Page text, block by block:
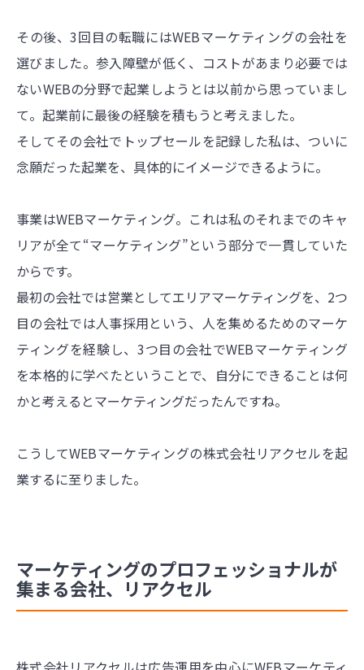
その後、3回目の転職にはWEBマーケティングの会社を
選びました。参入障壁が低く、コストがあまり必要では
ないWEBの分野で起業しようとは以前から思っていまし
て。起業前に最後の経験を積もうと考えました。
そしてその会社でトップセールを記録した私は、ついに
念願だった起業を、具体的にイメージできるように。
事業はWEBマーケティング。これは私のそれまでのキャ
リアが全て“マーケティング”という部分で一貫していた
からです。
最初の会社では営業としてエリアマーケティングを、2つ
目の会社では人事採用という、人を集めるためのマーケ
ティングを経験し、3つ目の会社でWEBマーケティング
を本格的に学べたということで、自分にできることは何
かと考えるとマーケティングだったんですね。
こうしてWEBマーケティングの株式会社リアクセルを起
業するに至りました。
マーケティングのプロフェッショナルが
集まる会社、リアクセル